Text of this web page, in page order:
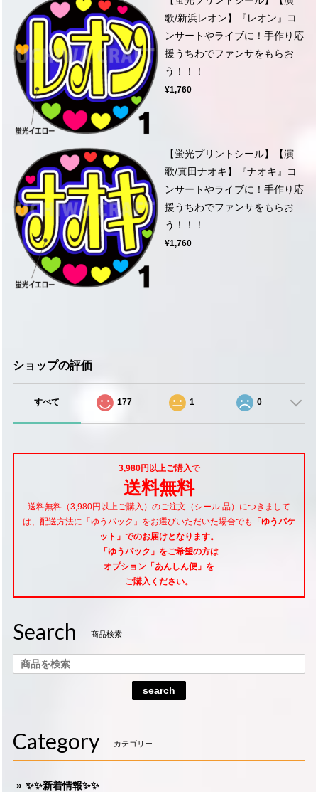
歌/新浜レオン】『レオン』コ
ンサートやライブに！手作り応
援うちわでファンサをもらお
う！！！
¥1,760
【蛍光プリントシール】【演
歌/真田ナオキ】『ナオキ』コ
ンサートやライブに！手作り応
援うちわでファンサをもらお
う！！！
¥1,760
ショップの評価
すべて 177 1 0
3,980円以上ご購入で
送料無料
送料無料（3,980円以上ご購入）のご注文（シール 品）につきまして
は、配送方法に「ゆうパック」をお選びいただいた場合でも
「ゆうパケ
ット」でのお届けとなります。
「ゆうパック」をご希望の方は
オプション「あんしん便」 を
ご購入ください。
Search 商品検索
search
Category カテゴリー
✨✨新着情報✨✨